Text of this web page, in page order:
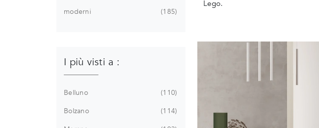
Lego.
moderni
185
I più visti a :
Belluno
110
Bolzano
114